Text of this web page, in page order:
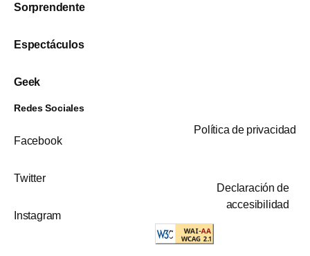
Sorprendente
Espectáculos
Geek
Redes Sociales
Facebook
Twitter
Instagram
Política de privacidad
Declaración de
accesibilidad